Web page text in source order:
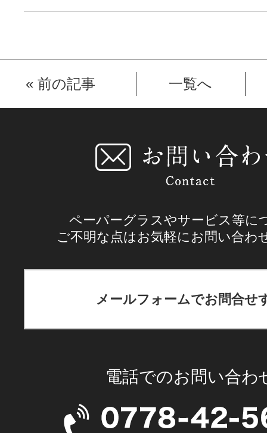
« 前の記事 一覧へ
ペーパーグラスやサービス等に
ご不明な点はお気軽にお問い合わ
メールフォームでお問合せ
電話でのお問い合わ